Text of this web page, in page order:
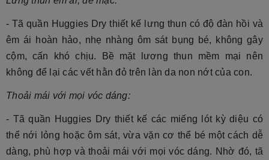
- Tã quần Huggies Drythiết kế lưng thun có độ đàn hồi và
êm ái hoàn hảo, nhẹ nhàng ôm sát bụng bé, không gây
cộm, cấn khó chịu. Bề mặt lương thun mềm mại nên
không để lại các vết hằn đỏ trên làn da non nớt của con.
Thoải mái với mọi vóc dáng:
- Tã quần Huggies Dry thiết kế các miếng lót kỳ diệu có
thể nới lỏng hoặc ôm sát, vừa vặn cơ thể bé một cách dễ
dàng, phù hợp và thoải mái với mọi vóc dáng. Nhờ đó, tã